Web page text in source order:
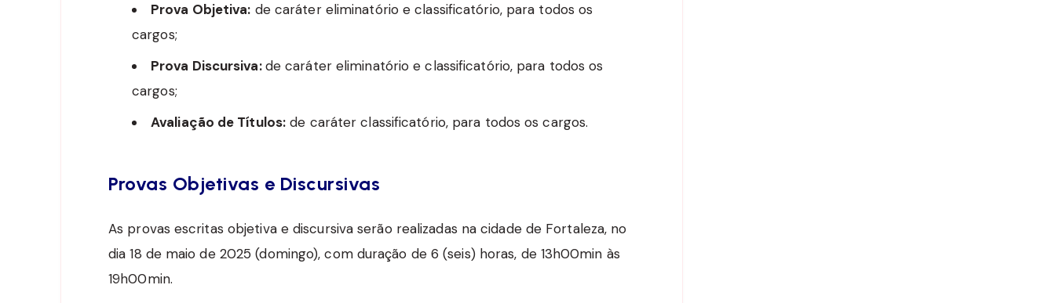
Prova Objetiva: de caráter eliminatório e classificatório, para todos os
cargos;
Prova Discursiva:de caráter eliminatório e classificatório, para todos os
cargos;
Avaliação de Títulos: de caráter classificatório, para todos os cargos.
Provas Objetivas e Discursivas
As provas escritas objetiva e discursiva serão realizadas na cidade de Fortaleza, no
dia 18 de maio de 2025 (domingo), com duração de 6 (seis) horas, de 13h00min às
19h00min.